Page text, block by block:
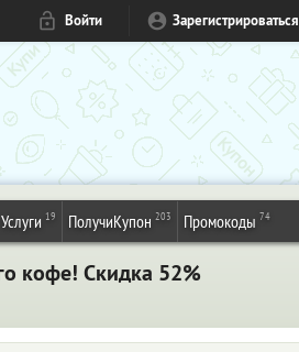
Войти Зарегистрироваться
Услуги 19 ПолучиКупон 203 Промокоды 74
кофе! Скидка 52%